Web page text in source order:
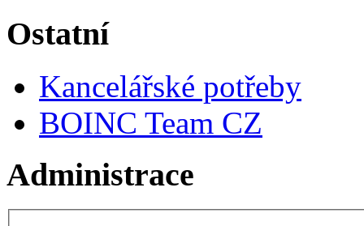
Ostatní
Kancelářské potřeby
BOINC Team CZ
Administrace